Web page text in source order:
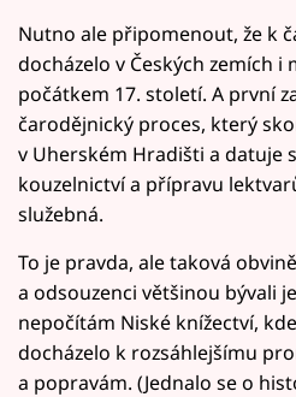
Nutno ale připomenout, že k
docházelo v Českých zemích
počátkem 17. století. A první
čarodějnický proces, který
v Uherském Hradišti a datuje
kouzelnictví a přípravu
služebná.
To je pravda, ale taková
a odsouzenci většinou bývali
nepočítám Niské knížectví,
docházelo k rozsáhlejšímu
a popravám. (Jednalo se o